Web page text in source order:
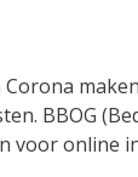
Corona
BBOG
voor online